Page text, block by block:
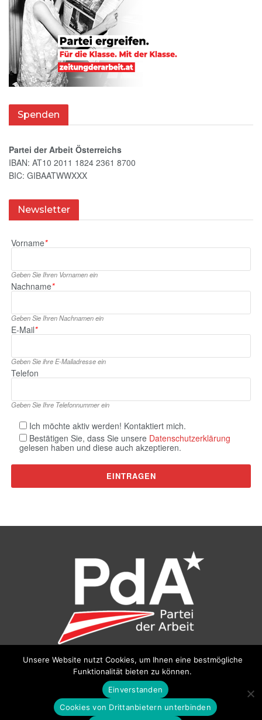
Spenden
Partei der Arbeit Österreichs
IBAN: AT10 2011 1824 2361 8700
BIC: GIBAATWWXXX
Newsletter
Vorname*
Geben Sie Ihren Vornamen ein
Nachname*
Geben Sie Ihren Nachnamen ein
E‑Mail*
Geben Sie ihre E‑Mailadresse ein
Telefon
Geben Sie Ihre Telefonnummer ein
Ich möchte aktiv werden! Kontaktiert mich.
Bestätigen Sie, dass Sie unsere Datenschutzerklärung
gelesen haben und diese auch akzeptieren.
Partei der Arbeit (PdA), Bundesbüro: Drorygasse 21, 1030
pda@parteiderarbeit.at
Datenschutzerklärung
Unsere Website nutzt Cookies, um Ihnen eine bestmögliche
Funktionalität bieten zu können.
Einverstanden
Cookies von Drittanbietern unterbinden